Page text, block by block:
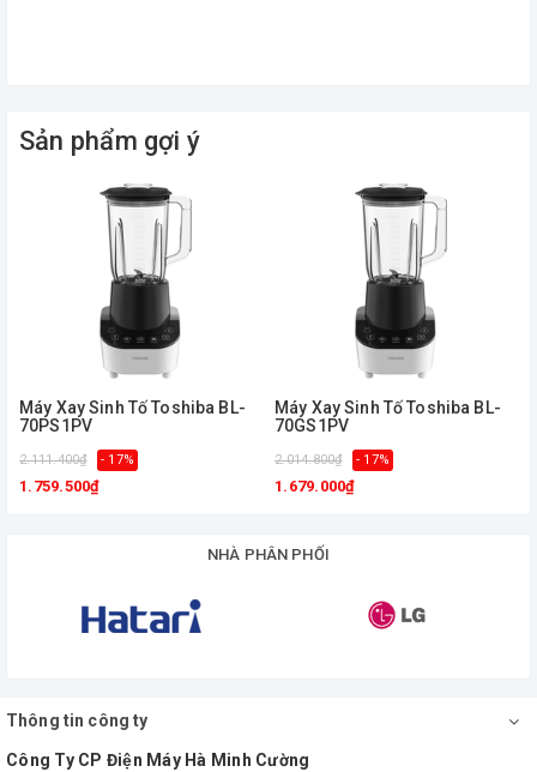
Máy xay sinh tố Bluestone BLB-5317
thiết kế sang trọng, thanh lịch, thích
hợp cho gia đình, nhà hàng, quán ăn…
Cối xay làm bằng nhựa trong suốt, dễ
cối bền chắc, an toàn, dễ chùi rửa
Sản phẩm gợi ý
Máy Xay Sinh Tố Toshiba BL-
70PS1PV
2.111.400₫ - 17%
1.759.500₫
Máy Xay Sinh Tố Toshiba BL-
70GS1PV
2.014.800₫ - 17%
1.679.000₫
NHÀ PHÂN PHỐI
Thông tin công ty
Công Ty CP Điện Máy Hà Minh Cường